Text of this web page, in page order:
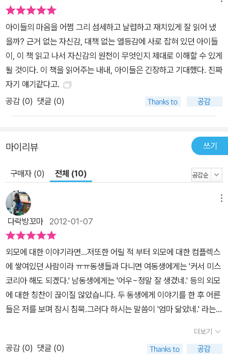
아이들의 마음을 어쩜 그리 섬세하고 날렵하고 재치있게 잘 읽어 냈
을까? 근거 없는 자신감, 대책 없는 열등감에 사로 잡혀 있던 아이들
이, 이 책 읽고 나서 자신감의 원천이 무엇인지 제대로 이해할 수 있게
될 것이다. 이 책을 읽어주는 내내, 아이들은 긴장하고 기대했다. 진짜
자기 얘기같다고.
공감 (0) 댓글 (0)
마이리뷰 쓰기
구매자 (0) 전체 (10)
다락방꼬마 2012-01-07
외모에 대한 이야기라면...저또한 어릴 적 부터 외모에 대한 컴플렉스
에 쌓여있던 사람이라 ㅠㅠ동생들과 다니면 여동생에게는 '커서 미스
코리아 해도 되겠다.' 남동생에게는 '어우~정말 잘 생겼네.' 등의 외모
에 대한 칭찬이 끊이질 않았습니다. 두 동생에게 이야기를 한 후 어른
들은 저를 보며 잠시 침묵.그러다 하시는 말씀이 '엄마 닮았네.' 라는
았네.'라는 말이였습니다.저도 모르는 사이 예쁘고 잘생긴 동생들 덕
(?)에 외모에 대한 컴플렉스가 생긴 것 같습니다.그래서인지 모든 일
더보기
공감 (0) 댓글 (0)